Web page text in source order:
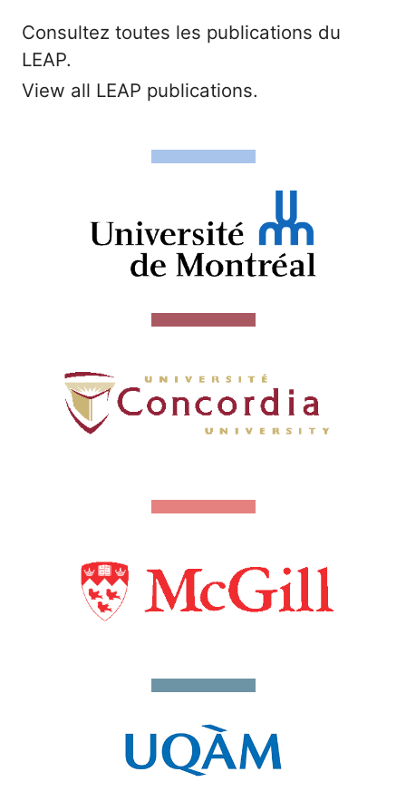
Consultez toutes les publications du
LEAP.
View all LEAP publications.